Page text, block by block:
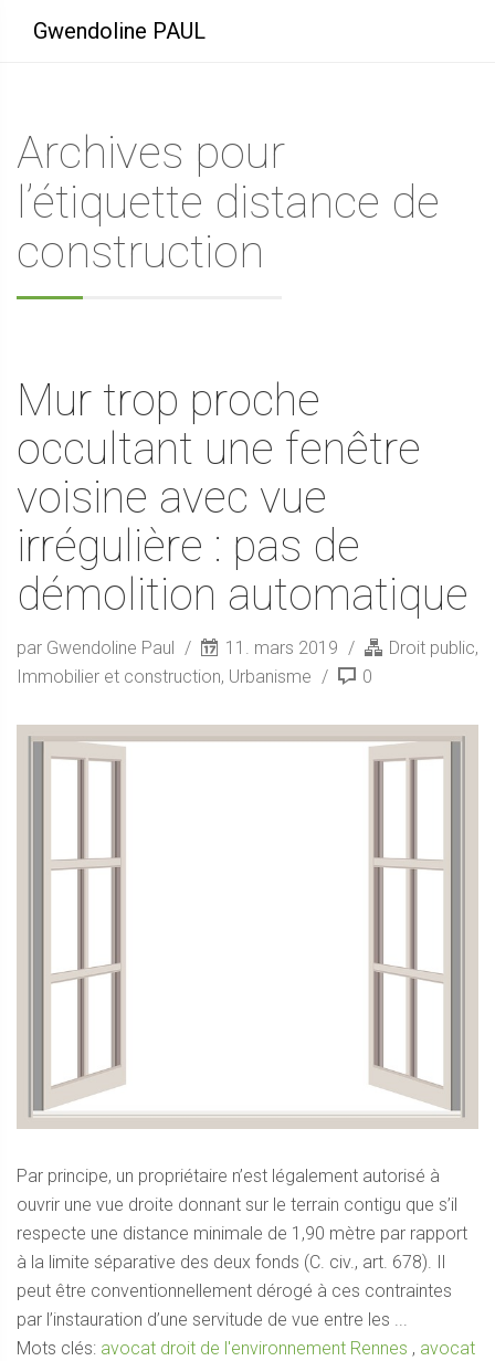
Gwendoline PAUL
Archives pour
l’étiquette distance de
construction
Mur trop proche
occultant une fenêtre
voisine avec vue
irrégulière : pas de
démolition automatique
par Gwendoline Paul 11. mars 2019 Droit public,
Immobilier et construction, Urbanisme 0
Par principe, un propriétaire n’est légalement autorisé à
ouvrir une vue droite donnant sur le terrain contigu que s’il
respecte une distance minimale de 1,90 mètre par rapport
à la limite séparative des deux fonds (C. civ., art. 678). Il
peut être conventionnellement dérogé à ces contraintes
par l’instauration d’une servitude de vue entre les ...
Mots clés: avocat droit de l'environnement Rennes , avocat